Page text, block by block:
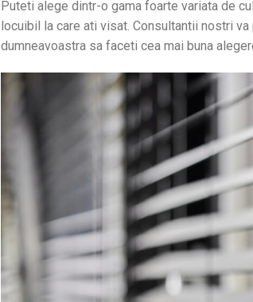
Puteti alege dintr-o gama foarte variata de
locuibil la care ati visat. Consultantii nostri
dumneavoastra sa faceti cea mai buna